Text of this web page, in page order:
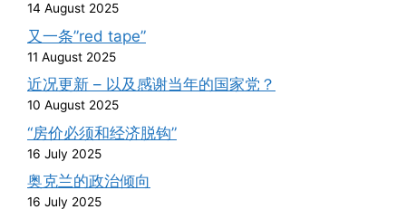
14 August 2025
又一条”red tape”
11 August 2025
近况更新 – 以及感谢当年的国家党？
10 August 2025
“房价必须和经济脱钩”
16 July 2025
奥克兰的政治倾向
16 July 2025